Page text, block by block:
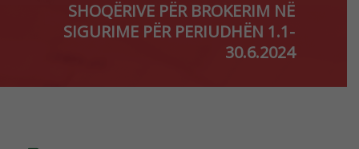
SHOQËRIVE PËR BROKERIM NË
SIGURIME PËR PERIUDHËN 1.1-
30.6.2024